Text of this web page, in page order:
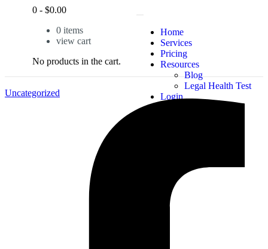
Home
Services
Pricing
Resources
Blog
Legal Health Test
Login
0 - $0.00
0 items
view cart
No products in the cart.
Uncategorized